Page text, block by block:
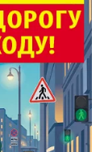
в число
туризма
Новгороде